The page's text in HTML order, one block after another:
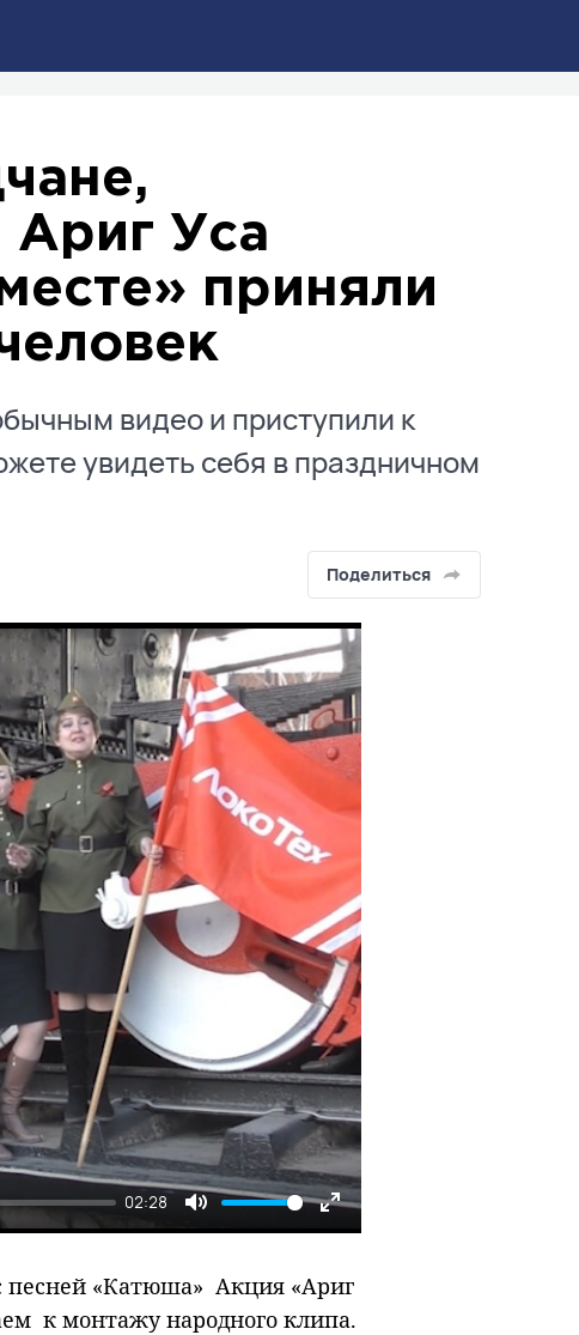
Ариг Уса
приняли
видео и приступили к
увидеть себя в праздничном
Поделиться
02:28
Mute
Enter
песней «Катюша» Акция «Ариг
к монтажу народного клипа.